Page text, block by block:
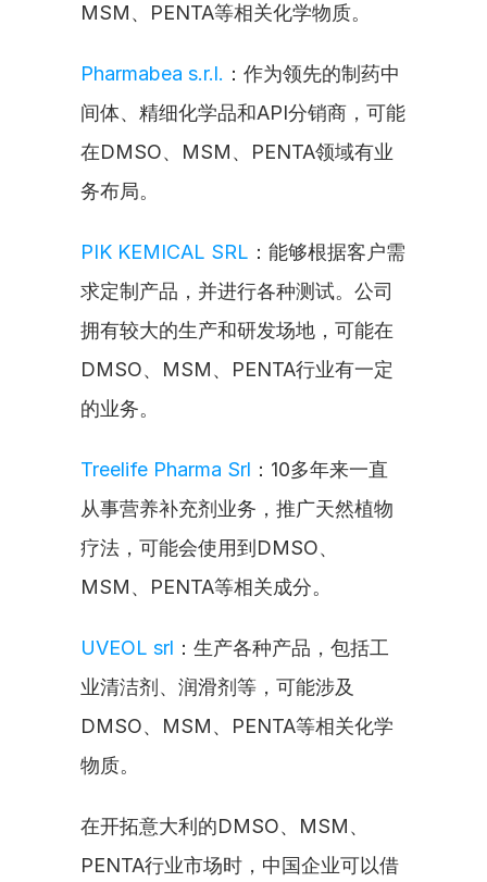
MSM、PENTA等相关化学物质。
Pharmabea s.r.l. ：作为领先的制药中
间体、精细化学品和API分销商，可能
在DMSO、MSM、PENTA领域有业
务布局。
PIK KEMICAL SRL ：能够根据客户需
求定制产品，并进行各种测试。公司
拥有较大的生产和研发场地，可能在
DMSO、MSM、PENTA行业有一定
的业务。
Treelife Pharma Srl ：10多年来一直
从事营养补充剂业务，推广天然植物
疗法，可能会使用到DMSO、
MSM、PENTA等相关成分。
UVEOL srl ：生产各种产品，包括工
业清洁剂、润滑剂等，可能涉及
DMSO、MSM、PENTA等相关化学
物质。
在开拓意大利的DMSO、MSM、
PENTA行业市场时，中国企业可以借